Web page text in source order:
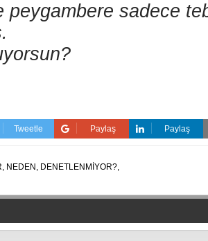
peygambere sadece
Tweetle Paylaş Paylaş
NEDEN, DENETLENMİYOR?,